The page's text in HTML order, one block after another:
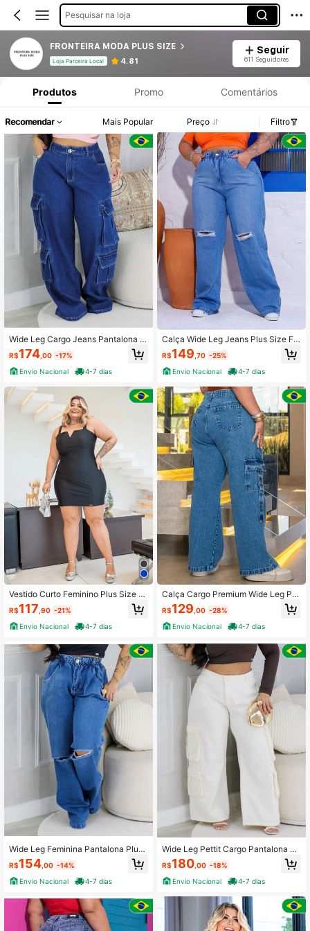
Pesquisar na loja
FRONTEIRA MODA PLUS SIZE
Loja Parceira Local 4.81
Seguir
611 Seguidores
Produtos Promo Comentários
Recomendar Mais Popular Preço Filtro
Wide Leg Cargo Jeans Pantalona C
intura Alta Plus Size
R$174 ,00 -17%
Envio Nacional
4-7 dias
Vestido Curto Feminino Plus Size E
m Poliamida Tecido Premium Com E
lastano
R$117 ,90 -21%
Envio Nacional
4-7 dias
Wide Leg Feminina Pantalona Plus
Size Com Elastano Soltinha
R$154 ,00 -14%
Envio Nacional
4-7 dias
Calça Wide Leg Jeans Plus Size Fe
minina Soltinha Pantalona Larga
R$149 ,70 -25%
Envio Nacional
4-7 dias
Calça Cargo Premium Wide Leg Plu
s Size Feminina Bolso Lateral
R$129 ,00 -28%
Envio Nacional
4-7 dias
Wide Leg Pettit Cargo Pantalona Cr
eme Feminina Plus Size
R$180 ,00 -18%
Envio Nacional
4-7 dias